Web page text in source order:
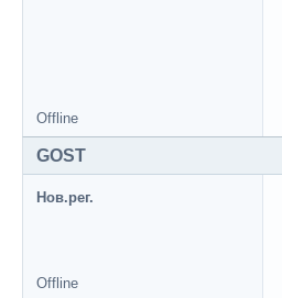
Offline
GOST
Нов.рег.
Offline